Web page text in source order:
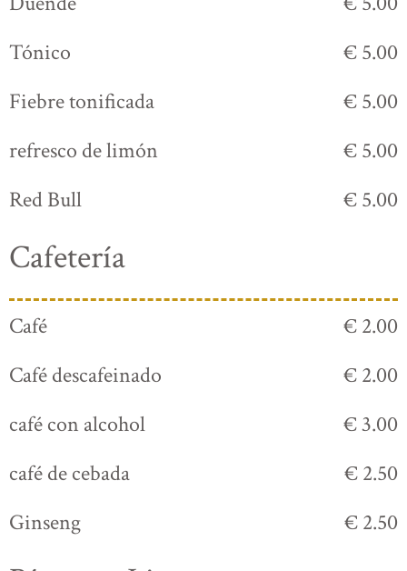
Tónico
€ 5.00
Fiebre tonificada
€ 5.00
refresco de limón
€ 5.00
Red Bull
€ 5.00
Cafetería
Café
€ 2.00
Café descafeinado
€ 2.00
café con alcohol
€ 3.00
café de cebada
€ 2.50
Ginseng
€ 2.50